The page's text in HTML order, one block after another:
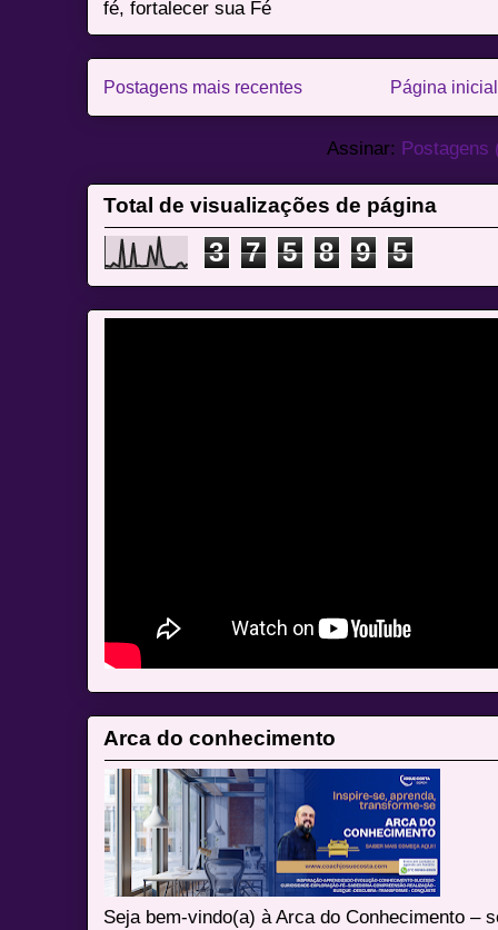
fé, fortalecer sua Fé
Postagens mais recentes Página inicial
Assinar: Postagens
Total de visualizações de página
3 7 5 8 9 5
Arca do conhecimento
Seja bem-vindo(a) à Arca do Conhecimento –